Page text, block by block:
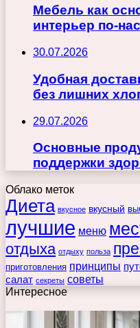
Мебель как
интерьер по-
30.07.2026
Удобная
без лишних
29.07.2026
Основные
поддержки
Облако меток
Диета вкусное вкусный
лучшие меню
отдыха отдыху польза
приготовления принципы
салат секреты советы
Интересное